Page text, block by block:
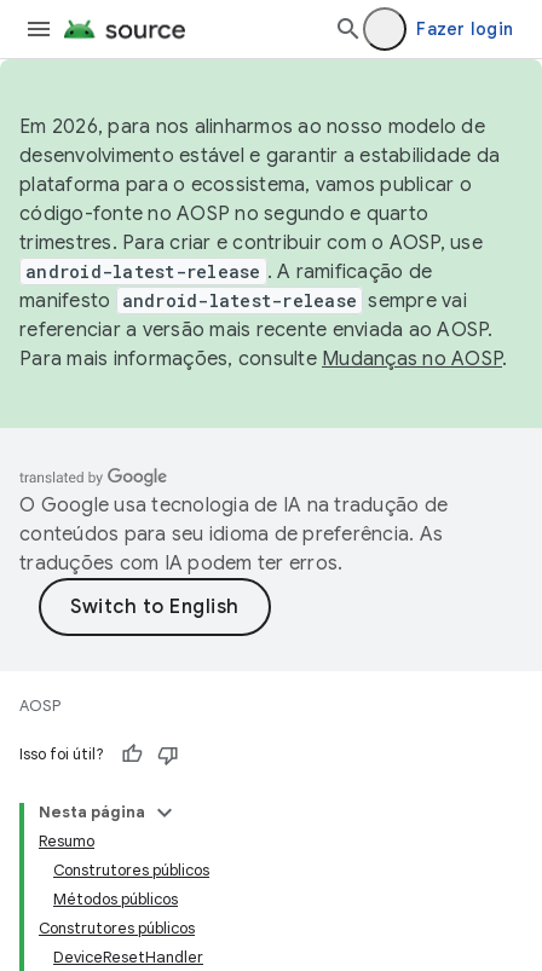
Fazer login
Em 2026, para nos alinharmos ao nosso modelo de
desenvolvimento estável e garantir a estabilidade da
plataforma para o ecossistema, vamos publicar o
código-fonte no AOSP no segundo e quarto
trimestres. Para criar e contribuir com o AOSP, use
android-latest-release . A ramificação de
manifesto
android-latest-release sempre vai
referenciar a versão mais recente enviada ao AOSP.
Para mais informações, consulte Mudanças no AOSP.
O Google usa tecnologia de IA na tradução de
conteúdos para seu idioma de preferência. As
traduções com IA podem ter erros.
AOSP
Isso foi útil?
Nesta página
Resumo
Construtores públicos
Métodos públicos
Construtores públicos
DeviceResetHandler